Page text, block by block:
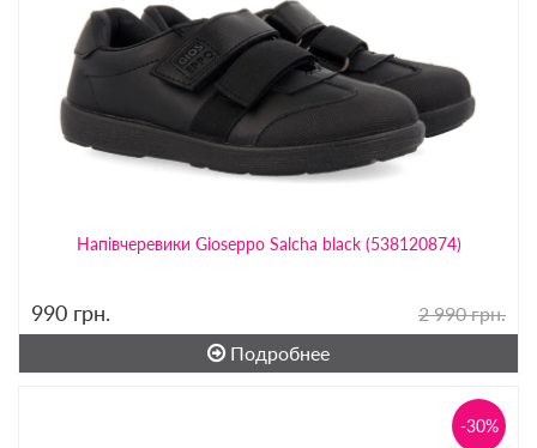
Напівчеревики Gioseppo Salcha black (538120874)
990 грн.
2 990 грн.
Подробнее
-30%